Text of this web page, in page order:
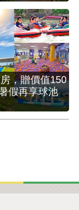
，贈價值150
假再享球池